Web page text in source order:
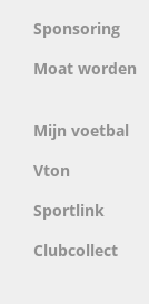
Sponsoring
Moat worden
Mijn voetbal
Vton
Sportlink
Clubcollect